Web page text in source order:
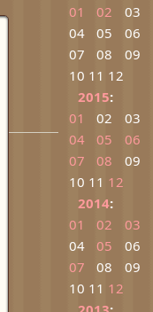
01
02
03
04
05
06
07
08
09
10 11 12
2015:
01
02
03
04
05
06
07
08
09
10 11 12
2014:
01
02
03
04
05
06
07
08
09
10 11 12